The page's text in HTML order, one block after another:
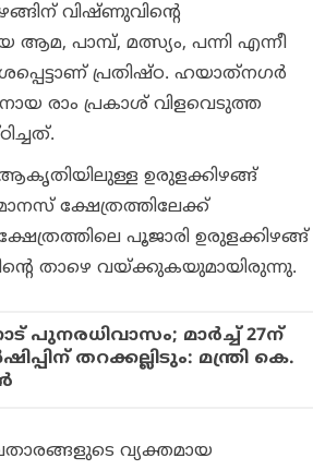
വിഷ്ണുവിന്റെ
പാമ്പ്, മത്സ്യം, പന്നി എന്നീ
പ്രതിഷ്ഠ. ഹയാത്‌നഗര്‍
രാം പ്രകാശ് വിളവെടുത്ത
ഉരുളക്കിഴങ്ങ്
ക്ഷേത്രത്തിലേക്ക്
പൂജാരി ഉരുളക്കിഴങ്ങ്
താഴെ വയ്ക്കുകയുമായിരുന്നു.
പുനരധിവാസം; മാര്‍ച്ച് 27ന്
തറക്കല്ലിടും: മന്ത്രി കെ.
വ്യക്തമായ